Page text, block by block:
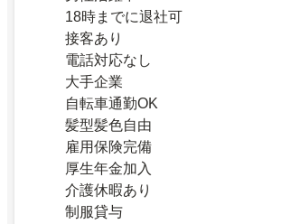
18時までに退社可
接客あり
電話対応なし
大手企業
自転車通勤OK
髪型髪色自由
雇用保険完備
厚生年金加入
介護休暇あり
制服貸与